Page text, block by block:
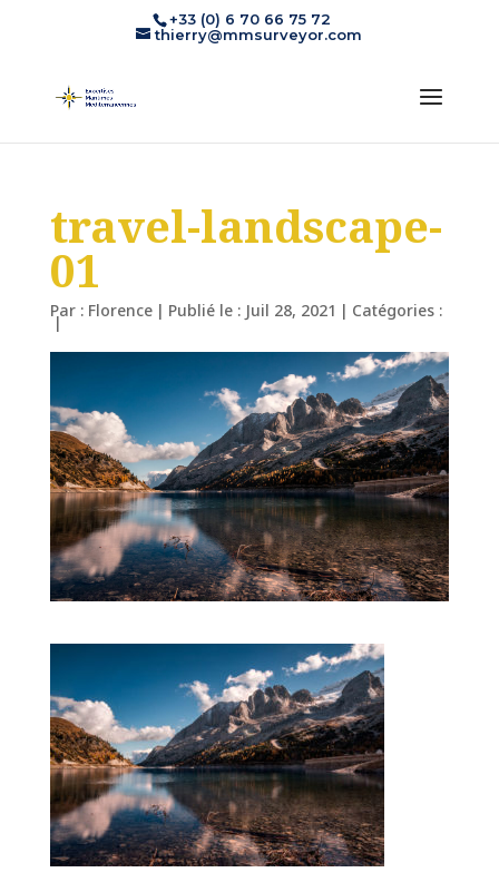
+33 (0) 6 70 66 75 72
thierry@mmsurveyor.com
travel-landscape-
01
Par : Florence | Publié le : Juil 28, 2021 | Catégories :
|